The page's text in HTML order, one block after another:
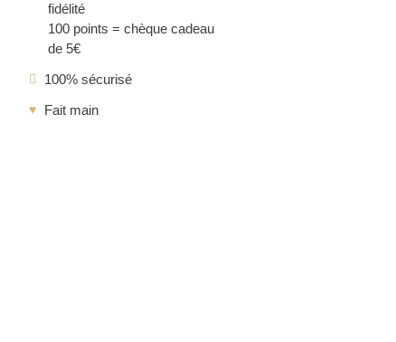
fidélité
100 points = chèque cadeau
de 5€
100% sécurisé
Fait main